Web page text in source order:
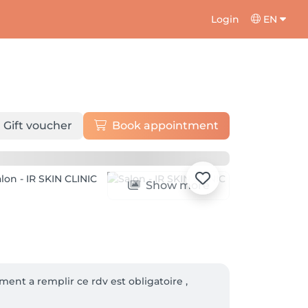
Login EN
Gift voucher Book appointment
Show more
a remplir ce rdv est obligatoire ,